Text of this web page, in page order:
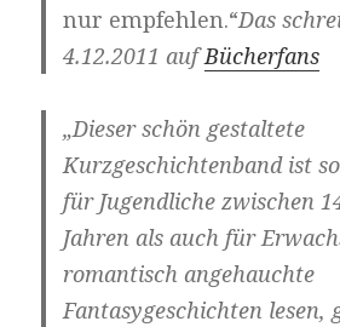
nur empfehlen.“Das
4.12.2011 aufBücherfans
„Dieser schön gestaltete
Kurzgeschichtenband ist
für Jugendliche zwischen
Jahren als auch für
romantisch angehauchte
Fantasygeschichten lesen,